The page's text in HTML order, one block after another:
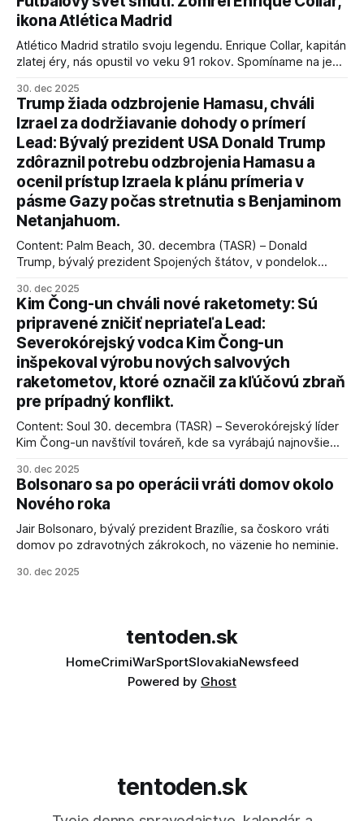
ikona Atlética Madrid
Atlético Madrid stratilo svoju legendu. Enrique Collar, kapitán
zlatej éry, nás opustil vo veku 91 rokov. Spomíname na jeho
30. dec 2025
Trump žiada odzbrojenie Hamasu, chváli
Izrael za dodržiavanie dohody o prímerí
Lead: Bývalý prezident USA Donald Trump
zdôraznil potrebu odzbrojenia Hamasu a
ocenil prístup Izraela k plánu prímeria v
pásme Gazy počas stretnutia s Benjaminom
Netanjahuom.
Content: Palm Beach, 30. decembra (TASR) – Donald
Trump, bývalý prezident Spojených štátov, v pondelok
kľúčové pre úspešné dosiahnutie prímeria v Gaze. Agentúra
AFP informuje, že Trump vyjadril presvedčenie, že Izrael plní
podmienky dohody o prí
30. dec 2025
Kim Čong-un chváli nové raketomety: Sú
pripravené zničiť nepriateľa Lead:
Severokórejský vodca Kim Čong-un
inšpekoval výrobu nových salvových
raketometov, ktoré označil za kľúčovú zbraň
pre prípadný konflikt.
Content: Soul 30. decembra (TASR) – Severokórejský líder
Kim Čong-un navštívil továreň, kde sa vyrábajú najnovšie
schopnosti. Informovali o tom štátne médiá KĽDR, na ktoré
sa odvoláva agentúra AFP.
30. dec 2025
Bolsonaro sa po operácii vráti domov okolo
Nového roka
Jair Bolsonaro, bývalý prezident Brazílie, sa čoskoro vráti
domov po zdravotných zákrokoch, no väzenie ho neminie.
30. dec 2025
tentoden.sk
HomeCrimiWarSportSlovakiaNewsfeed
Powered by Ghost
tentoden.sk